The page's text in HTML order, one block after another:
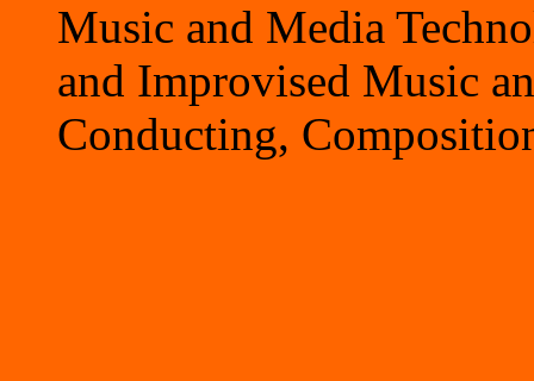
Music and Media
and Improvised Music
Conducting,